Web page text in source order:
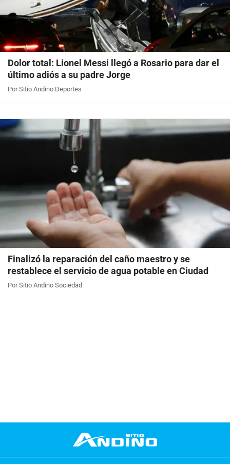
Dolor total: Lionel Messi llegó a Rosario para dar el
último adiós a su padre Jorge
Por Sitio Andino Deportes
Finalizó la reparación del caño maestro y se
restablece el servicio de agua potable en Ciudad
Por Sitio Andino Sociedad